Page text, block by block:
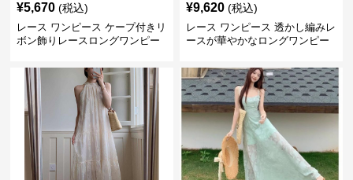
¥5,670 (税込)
レース ワンピース ケープ付きリ
ボン飾りレースロングワンピー
¥9,620 (税込)
レース ワンピース 透かし編みレ
ースが華やかなロングワンピー